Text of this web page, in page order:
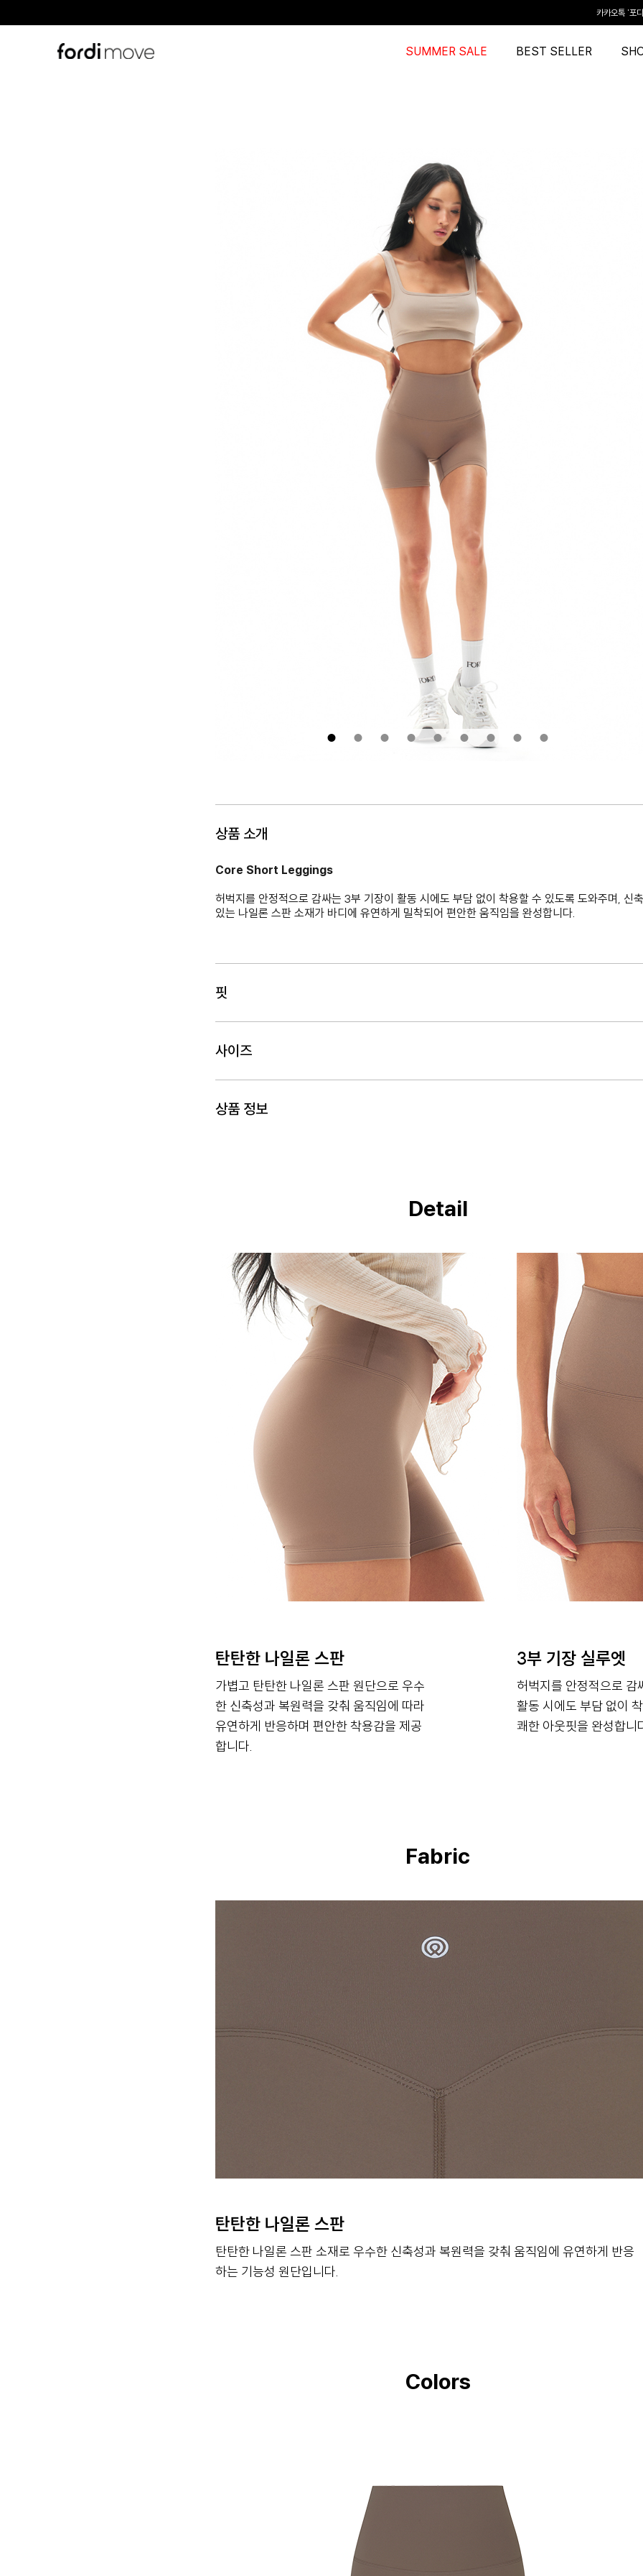
카카오톡 '포
SUMMER SALE BEST SELLER
상품 소개
Core Short Leggings
허벅지를 안정적으로 감싸는 3부 기장이 활동 시에도 부담 없이 착용할 수 있도록 도와주며, 신
있는 나일론 스판 소재가 바디에 유연하게 밀착되어 편안한 움직임을 완성합니다.
핏
사이즈
상품 정보
Detail
탄탄한 나일론 스판
가볍고 탄탄한 나일론 스판 원단으로 우수
한 신축성과 복원력을 갖춰 움직임에 따라
유연하게 반응하며 편안한 착용감을 제공
합니다.
3부 기장 실루엣
허벅지를 안정적으로 감
활동 시에도 부담 없이
쾌한 아웃핏을 완성합니
Fabric
탄탄한 나일론 스판
탄탄한 나일론 스판 소재로 우수한 신축성과 복원력을 갖춰 움직임에 유연하게 반응
하는 기능성 원단입니다.
Colors